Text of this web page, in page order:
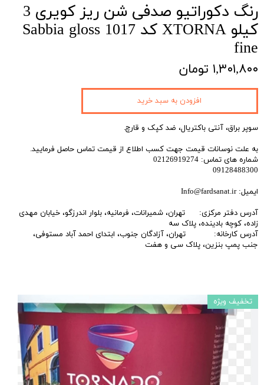
رنگ دکوراتیو صدفی شن ریز کویری 3
کیلو XTORNA کد 1017 Sabbia gloss
fine
۱,۳۰۱,۸۰۰ تومان
سوپر براق، آنتی باکتریال، ضد کپک و قارچ.
به علت نوسانات قیمت جهت کسب اطلاع از قیمت تماس حاصل فرمایید.
شماره های تماس: 02126919274
09128488300
ایمیل: Info@fardsanat.ir
آدرس دفتر مرکزی: تهران، شمیرانات، فرمانیه، بلوار اندرزگو، خیابان مهدی
زاده، کوچه بادینده، پلاک سه
آدرس کارخانه: تهران، آزادگان جنوب، ابتدای احمد آباد مستوفی،
جنب پمپ بنزین، پلاک سی و هفت
افزودن به سبد خرید
تخفیف ویژه